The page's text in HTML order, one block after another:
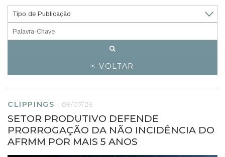
< VOLTAR
CLIPPINGS -09/07/26
SETOR PRODUTIVO DEFENDE
PRORROGAÇÃO DA NÃO INCIDÊNCIA DO
AFRMM POR MAIS 5 ANOS